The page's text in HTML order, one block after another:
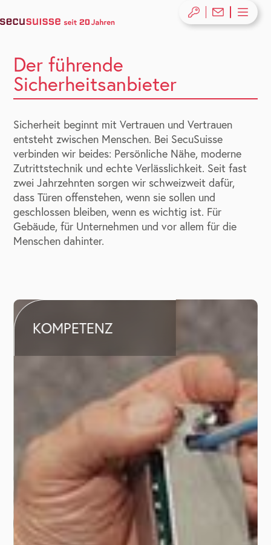
Der führende
Sicherheitsanbieter
Sicherheit beginnt mit Vertrauen und Vertrauen
entsteht zwischen Menschen. Bei SecuSuisse
verbinden wir beides: Persönliche Nähe, moderne
Zutrittstechnik und echte Verlässlichkeit. Seit fast
zwei Jahrzehnten sorgen wir schweizweit dafür,
dass Türen offenstehen, wenn sie sollen und
geschlossen bleiben, wenn es wichtig ist. Für
Gebäude, für Unternehmen und vor allem für die
Menschen dahinter.
KOMPETENZ